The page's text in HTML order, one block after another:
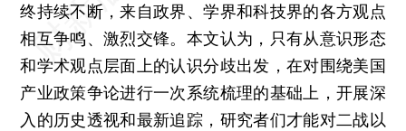
终持续不断，来自政界、学界和科技界的各方观点
相互争鸣、激烈交锋。本文认为，只有从意识形态
和学术观点层面上的认识分歧出发，在对围绕美国
产业政策争论进行一次系统梳理的基础上，开展深
入的历史透视和最新追踪，研究者们才能对二战以